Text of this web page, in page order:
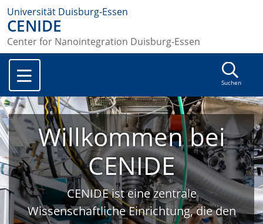
Universität Duisburg-Essen
CENIDE
Center for Nanointegration Duisburg-Essen
Suchen
Willkommen bei
CENIDE
CENIDE ist eine zentrale
Wissenschaftliche Einrichtung, die den